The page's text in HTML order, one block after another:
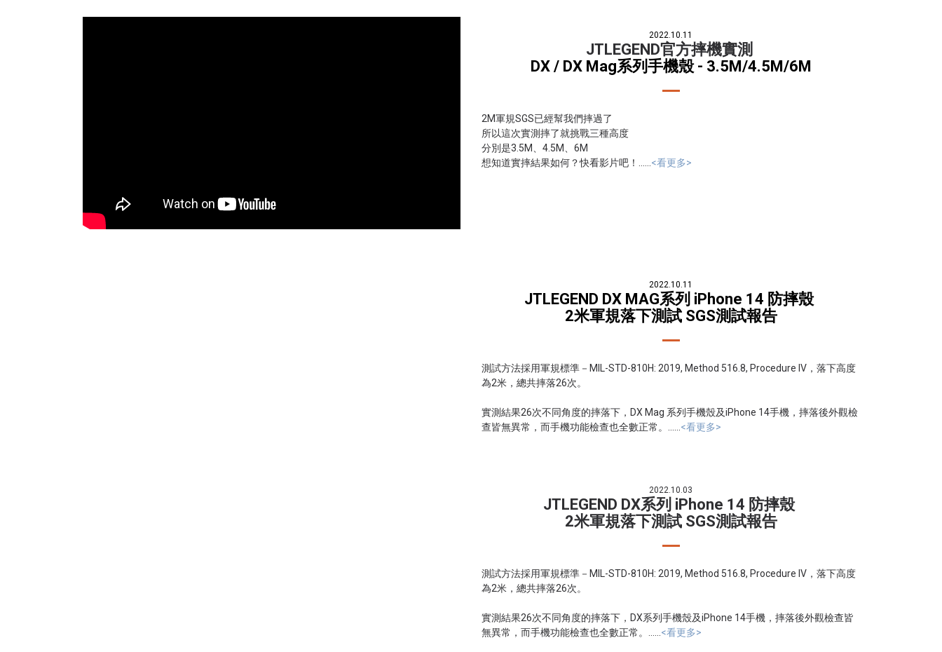
2022.10.11
JTLEGEND官方摔機實測
DX / DX Mag系列手機殼 - 3.5M/4.5M/6M
2M軍規SGS已經幫我們摔過了
所以這次實測摔了就挑戰三種高度
分別是3.5M、4.5M、6M
想知道實摔結果如何？快看影片吧！...... <看更多>
2022.10.11
JTLEGEND DX MAG系列 iPhone 14 防摔殼
2米軍規落下測試 SGS測試報告
測試方法採用軍規標準－MIL-STD-810H: 2019, Method 516.8, Procedure IV，落下高度
為2米，總共摔落26次。
實測結果26次不同角度的摔落下，DX Mag 系列手機殼及iPhone 14手機，摔落後外觀檢
查皆無異常，而手機功能檢查也全數正常。...... <看更多>
2022.10.03
JTLEGEND DX系列 iPhone 14 防摔殼
2米軍規落下測試 SGS測試報告
測試方法採用軍規標準－MIL-STD-810H: 2019, Method 516.8, Procedure IV，落下高度
為2米，總共摔落26次。
實測結果26次不同角度的摔落下，DX系列手機殼及iPhone 14手機，摔落後外觀檢查皆
無異常，而手機功能檢查也全數正常。...... <看更多>